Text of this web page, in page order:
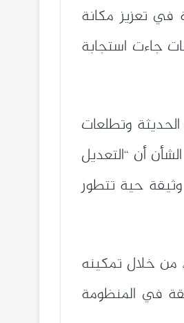
البلاد سنة 2020 شكّل محطة مفصلية في تعزيز مكانة
جاءت استجابة
وتطلعات
أن “التعديل
وثيقة حية تتطور
من خلال تمكينه
في المنظومة